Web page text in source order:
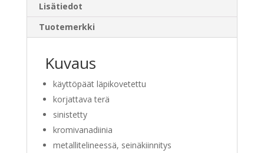
Lisätiedot
Tuotemerkki
Kuvaus
käyttöpäät läpikovetettu
korjattava terä
sinistetty
kromivanadiinia
metallitelineessä, seinäkiinnitys